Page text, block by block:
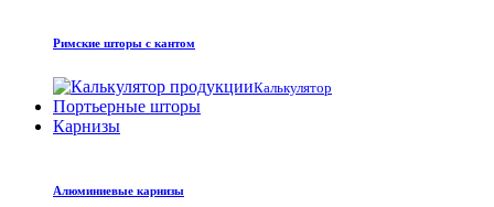
Римские шторы с кантом
Калькулятор
Портьерные шторы
Карнизы
Алюминиевые карнизы